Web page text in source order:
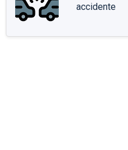
accidente